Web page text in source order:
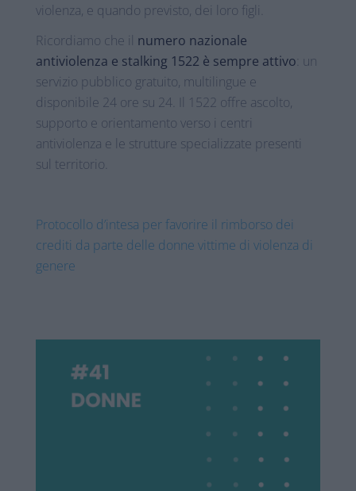
violenza, e quando previsto, dei loro figli.
Ricordiamo che il numero nazionale
antiviolenza e stalking 1522 è sempre attivo : un
servizio pubblico gratuito, multilingue e
disponibile 24 ore su 24. Il 1522 offre ascolto,
supporto e orientamento verso i centri
antiviolenza e le strutture specializzate presenti
sul territorio.
Protocollo d’intesa per favorire il rimborso dei
crediti da parte delle donne vittime di violenza di
genere